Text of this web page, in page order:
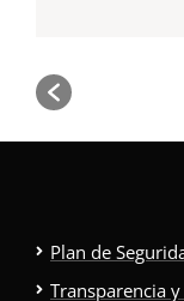
Plan de
Transparencia